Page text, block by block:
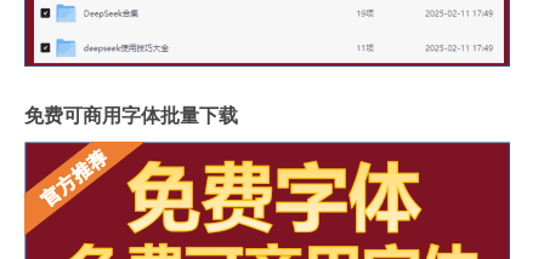
免费可商用字体批量下载